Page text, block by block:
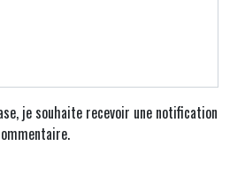
je souhaite recevoir une notification